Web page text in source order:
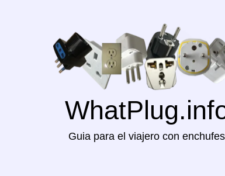
Guia para el viajero con enchufes